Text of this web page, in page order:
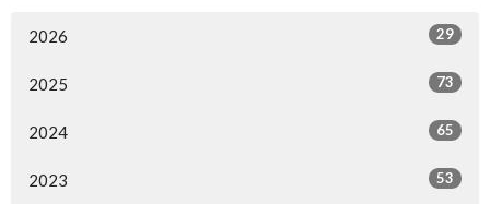
2026 29
2025 73
2024 65
2023 53